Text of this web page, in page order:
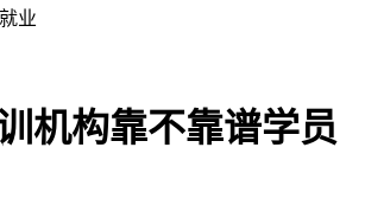
业
机构靠不靠谱学员